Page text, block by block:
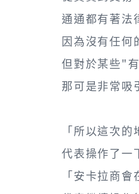
通通都有著法
因為沒有任何
但對於某些"
那可是非常吸
「所以這次
代表操作了一
「安卡拉商